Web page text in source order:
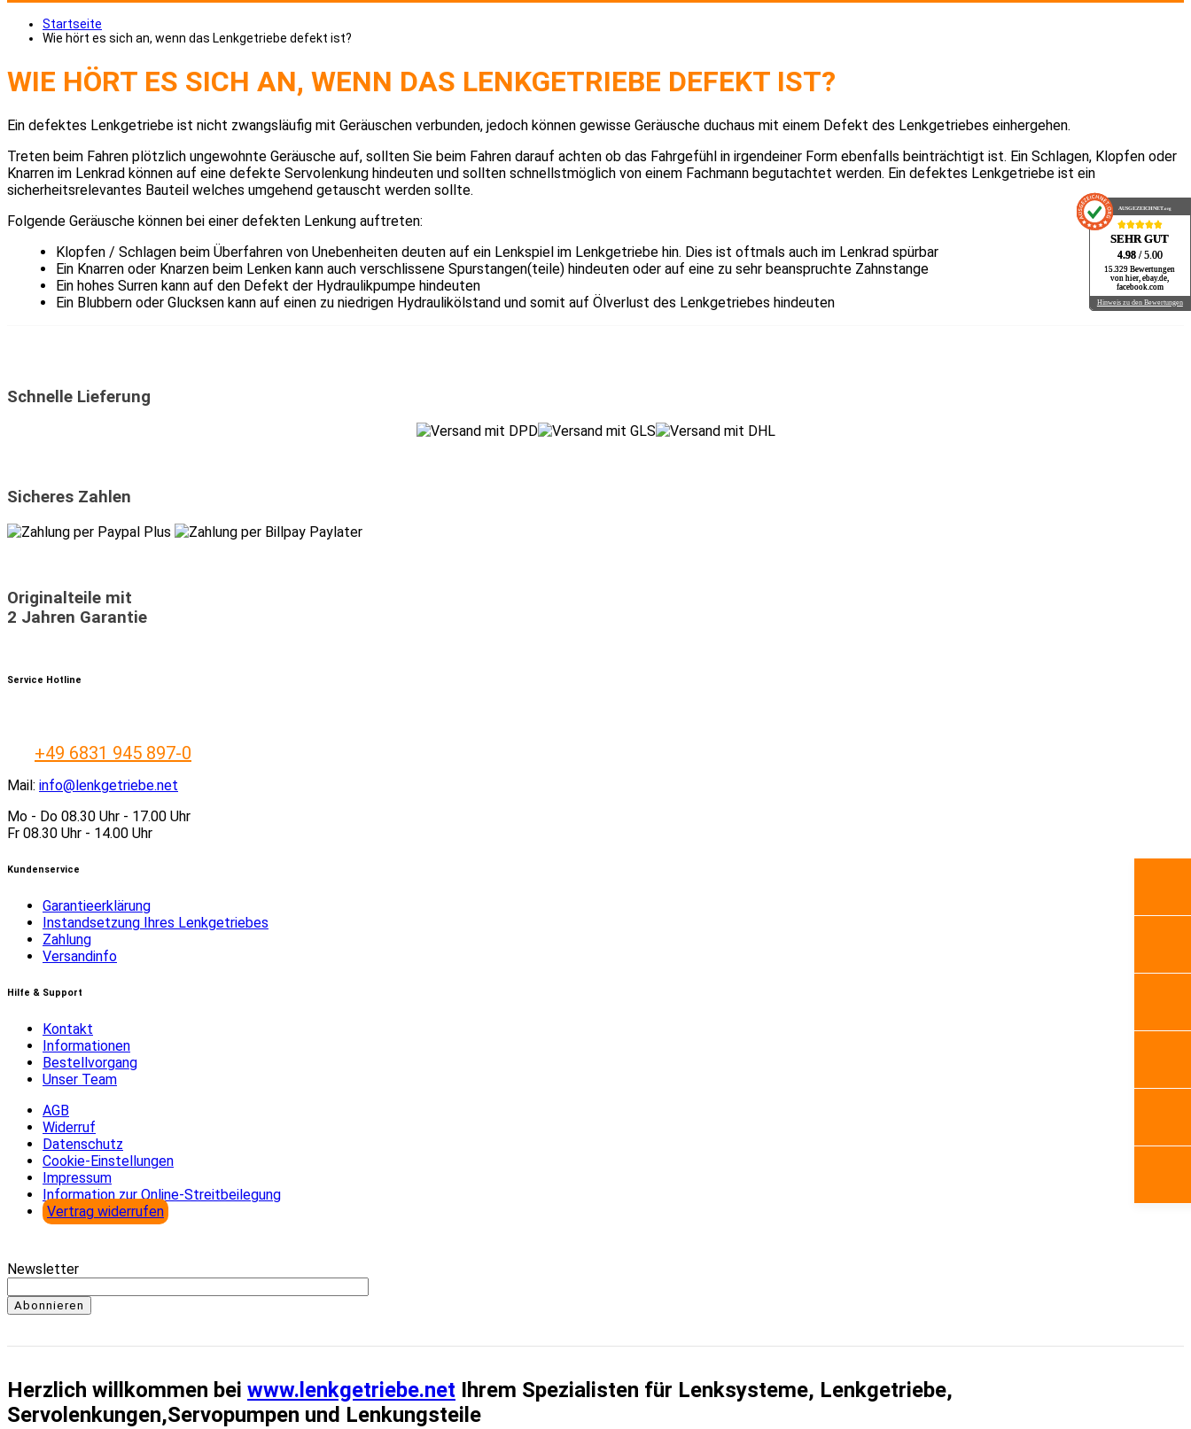
Startseite
Wie hört es sich an, wenn das Lenkgetriebe defekt ist?
WIE HÖRT ES SICH AN, WENN DAS LENKGETRIEBE DEFEKT IST?
Ein defektes Lenkgetriebe ist nicht zwangsläufig mit Geräuschen verbunden, jedoch können gewisse Geräusche duchaus mit einem Defekt des Lenkgetriebes einhergehen.
Treten beim Fahren plötzlich ungewohnte Geräusche auf, sollten Sie beim Fahren darauf achten ob das Fahrgefühl in irgendeiner Form ebenfalls beinträchtigt ist. Ein Schlagen, Klopfen oder
Knarren im Lenkrad können auf eine defekte Servolenkung hindeuten und sollten schnellstmöglich von einem Fachmann begutachtet werden. Ein defektes Lenkgetriebe ist ein
sicherheitsrelevantes Bauteil welches umgehend getauscht werden sollte.
Folgende Geräusche können bei einer defekten Lenkung auftreten:
Klopfen / Schlagen beim Überfahren von Unebenheiten deuten auf ein Lenkspiel im Lenkgetriebe hin. Dies ist oftmals auch im Lenkrad spürbar
Ein Knarren oder Knarzen beim Lenken kann auch verschlissene Spurstangen(teile) hindeuten oder auf eine zu sehr beanspruchte Zahnstange
Ein hohes Surren kann auf den Defekt der Hydraulikpumpe hindeuten
Ein Blubbern oder Glucksen kann auf einen zu niedrigen Hydraulikölstand und somit auf Ölverlust des Lenkgetriebes hindeuten
Schnelle Lieferung
Sicheres Zahlen
Originalteile mit
2 Jahren Garantie
Service Hotline
+49 6831 945 897-0
Mail: info@lenkgetriebe.net
Mo - Do 08.30 Uhr - 17.00 Uhr
Fr 08.30 Uhr - 14.00 Uhr
Kundenservice
Garantieerklärung
Instandsetzung Ihres Lenkgetriebes
Zahlung
Versandinfo
Hilfe & Support
Kontakt
Informationen
Bestellvorgang
Unser Team
AGB
Widerruf
Datenschutz
Cookie-Einstellungen
Impressum
Information zur Online-Streitbeilegung
Vertrag widerrufen
Newsletter
Abonnieren
Herzlich willkommen bei www.lenkgetriebe.net Ihrem Spezialisten für Lenksysteme, Lenkgetriebe,
Servolenkungen,Servopumpen und Lenkungsteile
AUSGEZEICHNET.org
SEHR GUT
4.98 / 5.00
15.329 Bewertungen
von hier, ebay.de,
facebook.com
Hinweis zu den Bewertungen
AUSGEZEICHNET.org
SEHR GUT
4.98 / 5.00
15.329 Bewertungen
von hier, ebay.de,
facebook.com
Hinweis zu den Bewertungen